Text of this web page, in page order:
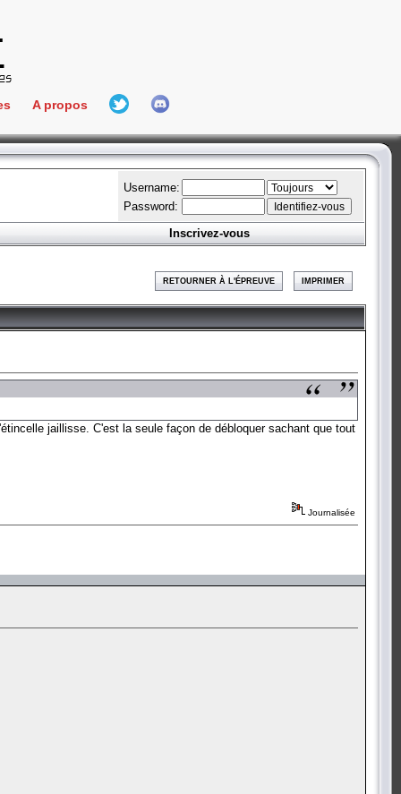
Connect
A propos
L'équipe
Hall Of Fame
Username:
Password:
Inscrivez-vous
RETOURNER À L'ÉPREUVE IMPRIMER
jaillisse. C'est la seule façon de débloquer sachant que tout
Journalisée